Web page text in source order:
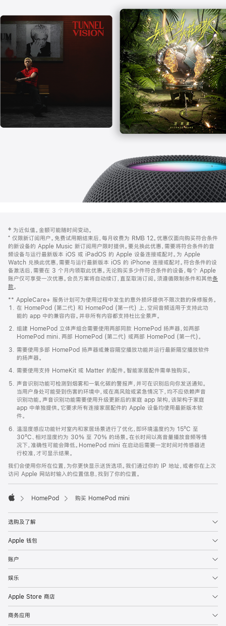
口
中
打
开)
页
页
脚
注
‡ 为近似值。金额可能随时间变动。
⁺ 仅限新订阅用户。免费试用期结束后，每月收费为 RMB 12。优惠仅面向购买符合条件
的新设备的 Apple Music 新订阅用户限时提供。要兑换此优惠，需要将符合条件的音
频设备与运行最新版本 iOS 或 iPadOS 的 Apple 设备连接或配对。为 Apple
Watch 兑换此优惠，需要与运行最新版本 iOS 的 iPhone 连接或配对。符合条件的设
备激活后，需要在 3 个月内领取此优惠。无论购买多少件符合条件的设备，每个 Apple
账户仅可享受一次优惠。会员方案将自动续订，直至取消订阅。须遵循限制条件和其他条
款。
窗
口
中
打
开)
** AppleCare+ 服务计划可为使用过程中发生的意外损坏提供不限次数的保修服务。
在 HomePod (第二代) 和 HomePod (第一代) 上，空间音频适用于支持此功
能的 app 中的兼容内容。并非所有内容都支持杜比全景声。
组建 HomePod 立体声组合需要使用两部同款 HomePod 扬声器，如两部
HomePod mini、两部 HomePod (第二代) 或两部 HomePod (第一代)。
需要使用多部 HomePod 扬声器或兼容隔空播放功能并运行最新隔空播放软件
的扬声器。
需要使用支持 HomeKit 或 Matter 的配件。智能家居配件需单独购买。
声音识别功能可检测到烟雾和一氧化碳的警报声，并可在识别后向你发送通知。
当用户身处可能受到伤害的环境中，或在高风险或紧急情况下，均不应依赖声音
识别功能。声音识别功能需要使用升级更新后的家庭 app 架构，该架构于家庭
app 中单独提供。它要求所有连接家居配件的 Apple 设备均使用最新版本软
件。
温湿度感应功能针对室内和家居场景进行了优化，即环境温度约为 15ºC 至
30ºC、相对湿度约为 30% 至 70% 的场景。在长时间以高音量播放音频等情
况下，准确性可能会降低。HomePod mini 在启动后需要一定时间对传感器进
行校准，才可显示结果。
我们会使用你所在位置，为你更快显示送货选项。我们通过你的 IP 地址，或者你在上次
访问 Apple 网站时输入的位置信息，找到了你的位置。
HomePod 购买 HomePod mini
选购及了解
Apple 钱包
账户
娱乐
Apple Store 商店
商务应用